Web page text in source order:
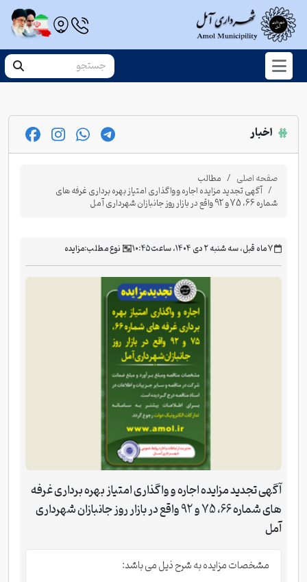
اخبار
صفحه اصلی مطالب
آگهی تجدید مزایده اجاره و واگذاری امتیاز بهره برداری غرفه های
شماره 66، 75 و 92 واقع در بازار روز جانبازان شهرداری آمل
‫۷ ماه قبل، سه شنبه ۲ دی ۱۴۰۴، ساعت ۱۰:۴۵ نوع مطلب:مزایده
آگهی تجدید مزایده اجاره و واگذاری امتیاز بهره برداری غرفه
های شماره 66، 75 و 92 واقع در بازار روز جانبازان شهرداری
آمل
مشخصات مزایده به شرح ذیل می باشد: